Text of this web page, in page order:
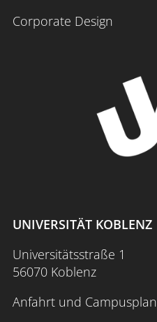
Corporate Design
UNIVERSITÄT KOBLENZ
Universitätsstraße 1
56070 Koblenz
Anfahrt und Campusplan